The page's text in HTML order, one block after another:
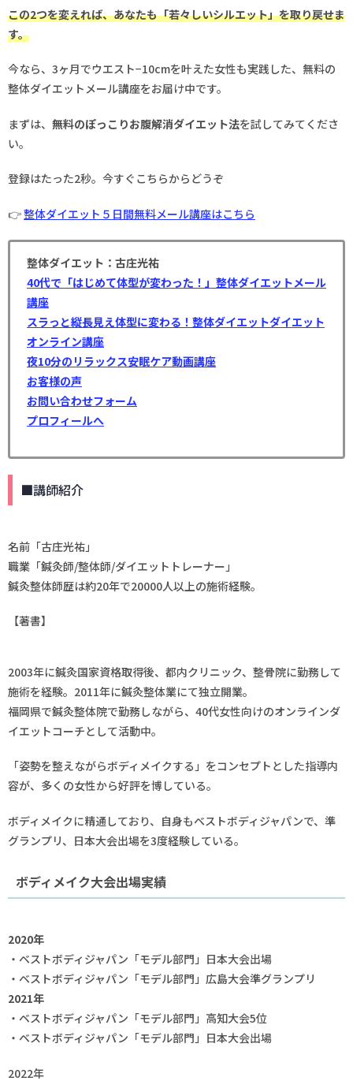
この2つを変えれば、あなたも「若々しいシルエット」を取り戻せま
す。
今なら、3ヶ月でウエスト−10cmを叶えた女性も実践した、無料の
整体ダイエットメール講座をお届け中です。
まずは、 無料のぽっこりお腹解消ダイエット法を試してみてくださ
い。
登録はたった2秒。今すぐこちらからどうぞ
👉整体ダイエット５日間無料メール講座はこちら
整体ダイエット：古庄光祐
40代で「はじめて体型が変わった！」整体ダイエットメール
講座
スラっと縦長見え体型に変わる！整体ダイエットダイエット
オンライン講座
夜10分のリラックス安眠ケア動画講座
お客様の声
お問い合わせフォーム
プロフィールへ
■講師紹介
名前「古庄光祐」
職業「鍼灸師/整体師/ダイエットトレーナー」
鍼灸整体師歴は約20年で20000人以上の施術経験。
【著書】
2003年に鍼灸国家資格取得後、都内クリニック、整骨院に勤務して
施術を経験。2011年に鍼灸整体業にて独立開業。
福岡県で鍼灸整体院で勤務しながら、40代女性向けのオンラインダ
イエットコーチとして活動中。
「姿勢を整えながらボディメイクする」をコンセプトとした指導内
容が、多くの女性から好評を博している。
ボディメイクに精通しており、自身もベストボディジャパンで、準
グランプリ、日本大会出場を3度経験している。
ボディメイク大会出場実績
2020年
・ベストボディジャパン「モデル部門」日本大会出場
・ベストボディジャパン「モデル部門」広島大会準グランプリ
2021年
・ベストボディジャパン「モデル部門」高知大会5位
・ベストボディジャパン「モデル部門」日本大会出場
2022年